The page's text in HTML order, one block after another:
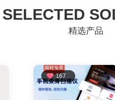
SELECTED
精选产品
167